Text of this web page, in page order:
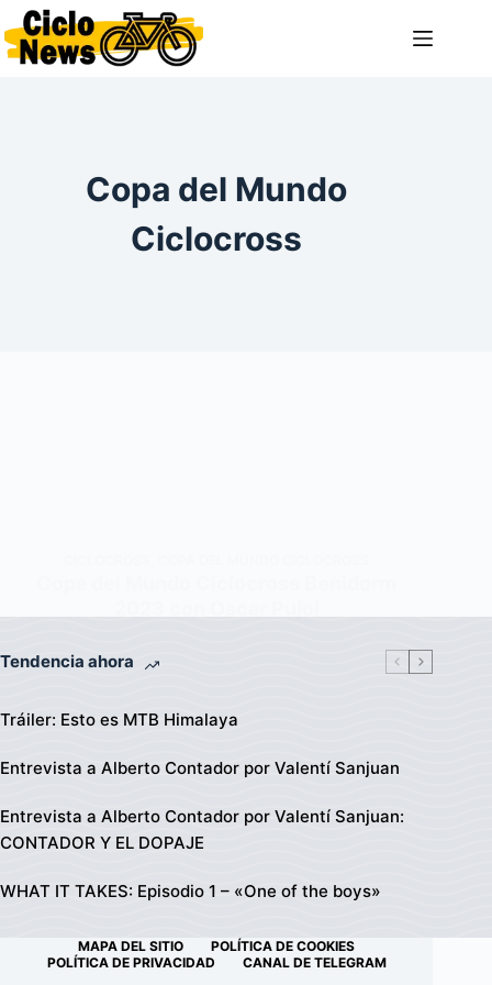
Saltar
al
contenido
Copa del Mundo
Ciclocross
Tendencia ahora
Tráiler: Esto es MTB Himalaya
Entrevista a Alberto Contador por Valentí Sanjuan
Entrevista a Alberto Contador por Valentí Sanjuan:
CONTADOR Y EL DOPAJE
WHAT IT TAKES: Episodio 1 – «One of the boys»
MAPA DEL SITIO
POLÍTICA DE COOKIES
POLÍTICA DE PRIVACIDAD
CANAL DE TELEGRAM